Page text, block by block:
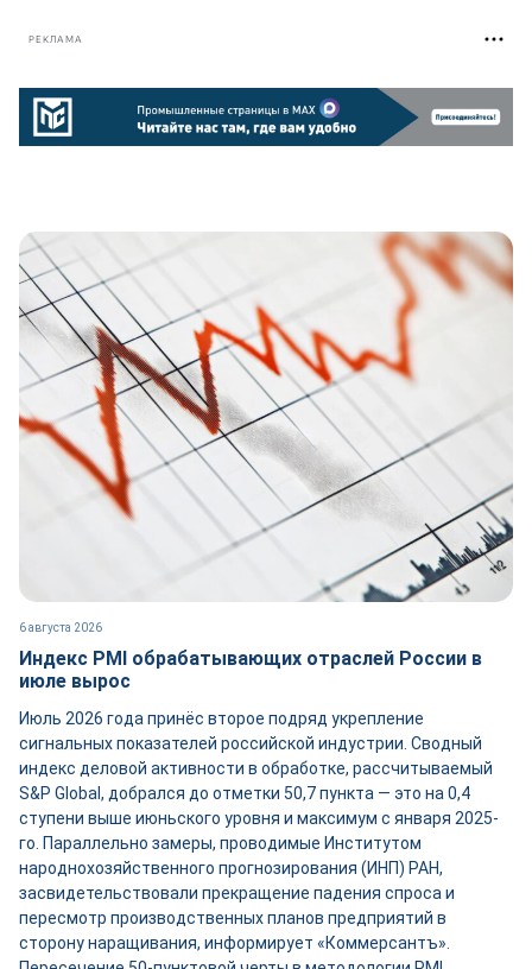
РЕКЛАМА
6 августа 2026
Индекс PMI обрабатывающих отраслей России в
июле вырос
Июль 2026 года принёс второе подряд укрепление
сигнальных показателей российской индустрии. Сводный
индекс деловой активности в обработке, рассчитываемый
S&P Global, добрался до отметки 50,7 пункта — это на 0,4
ступени выше июньского уровня и максимум с января 2025-
го. Параллельно замеры, проводимые Институтом
народнохозяйственного прогнозирования (ИНП) РАН,
засвидетельствовали прекращение падения спроса и
пересмотр производственных планов предприятий в
сторону наращивания, информирует «Коммерсантъ».